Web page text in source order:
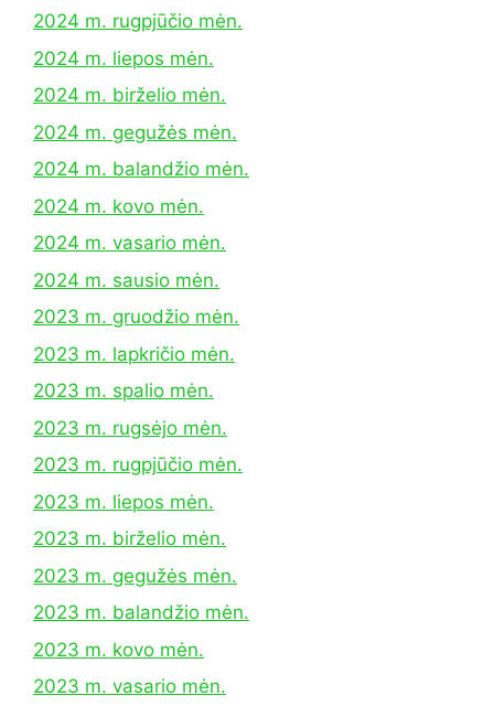
2024 m. rugpjūčio mėn.
2024 m. liepos mėn.
2024 m. birželio mėn.
2024 m. gegužės mėn.
2024 m. balandžio mėn.
2024 m. kovo mėn.
2024 m. vasario mėn.
2024 m. sausio mėn.
2023 m. gruodžio mėn.
2023 m. lapkričio mėn.
2023 m. spalio mėn.
2023 m. rugsėjo mėn.
2023 m. rugpjūčio mėn.
2023 m. liepos mėn.
2023 m. birželio mėn.
2023 m. gegužės mėn.
2023 m. balandžio mėn.
2023 m. kovo mėn.
2023 m. vasario mėn.